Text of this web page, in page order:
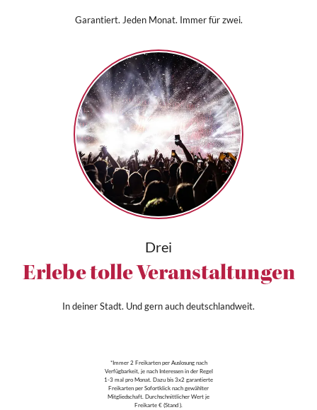
Garantiert. Jeden Monat. Immer für zwei.
Drei
Erlebe tolle Veranstaltungen
In deiner Stadt. Und gern auch deutschlandweit.
*Immer 2 Freikarten per Auslosung nach
Verfügbarkeit, je nach Interessen in der Regel
1-3 mal pro Monat. Dazu bis 3x2 garantierte
Freikarten per Sofortklick nach gewählter
Mitgliedschaft. Durchschnittlicher Wert je
Freikarte € (Stand ).